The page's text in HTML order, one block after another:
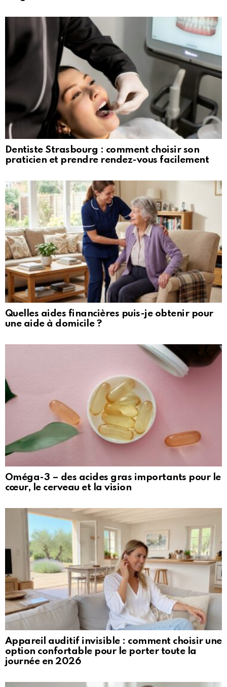
Dentiste Strasbourg : comment choisir son
praticien et prendre rendez-vous facilement
Quelles aides financières puis-je obtenir pour
une aide à domicile ?
Oméga-3 – des acides gras importants pour le
cœur, le cerveau et la vision
Appareil auditif invisible : comment choisir une
option confortable pour le porter toute la
journée en 2026